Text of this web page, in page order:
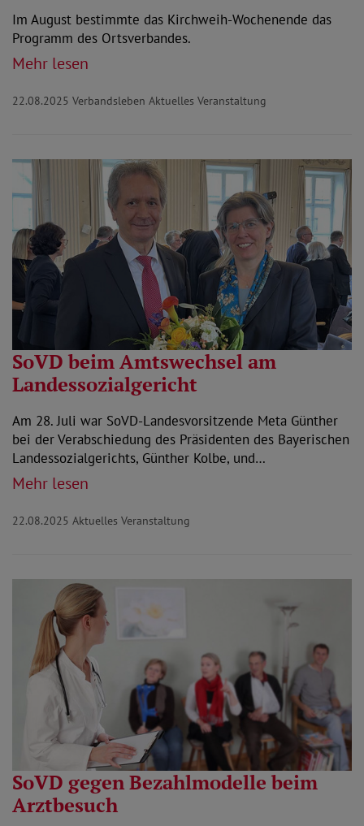
Im August bestimmte das Kirchweih-Wochenende das
Programm des Ortsverbandes.
Mehr lesen
22.08.2025 Verbandsleben Aktuelles Veranstaltung
SoVD beim Amtswechsel am
Landessozialgericht
Am 28. Juli war SoVD-Landesvorsitzende Meta Günther
bei der Verabschiedung des Präsidenten des Bayerischen
Landessozialgerichts, Günther Kolbe, und…
Mehr lesen
22.08.2025 Aktuelles Veranstaltung
SoVD gegen Bezahlmodelle beim
Arztbesuch